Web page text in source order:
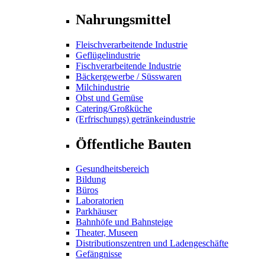
Nahrungsmittel
Fleischverarbeitende Industrie
Geflügelindustrie
Fischverarbeitende Industrie
Bäckergewerbe / Süsswaren
Milchindustrie
Obst und Gemüse
Catering/Großküche
(Erfrischungs) getränkeindustrie
Öffentliche Bauten
Gesundheitsbereich
Bildung
Büros
Laboratorien
Parkhäuser
Bahnhöfe und Bahnsteige
Theater, Museen
Distributionszentren und Ladengeschäfte
Gefängnisse